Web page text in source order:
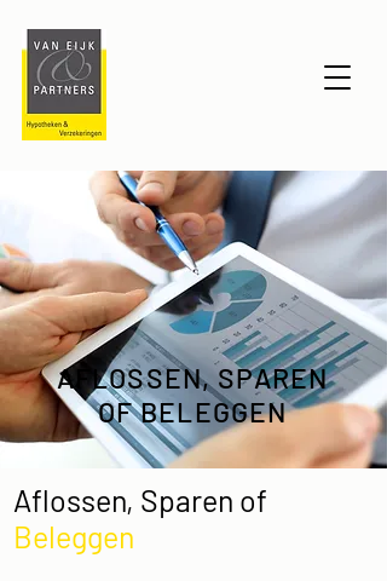
AFLOSSEN, SPAREN
OF BELEGGEN
Aflossen, Sparen of
Beleggen